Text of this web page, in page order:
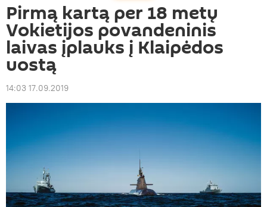
Pirmą kartą per 18 metų
Vokietijos povandeninis
laivas įplauks į Klaipėdos
uostą
14:03 17.09.2019